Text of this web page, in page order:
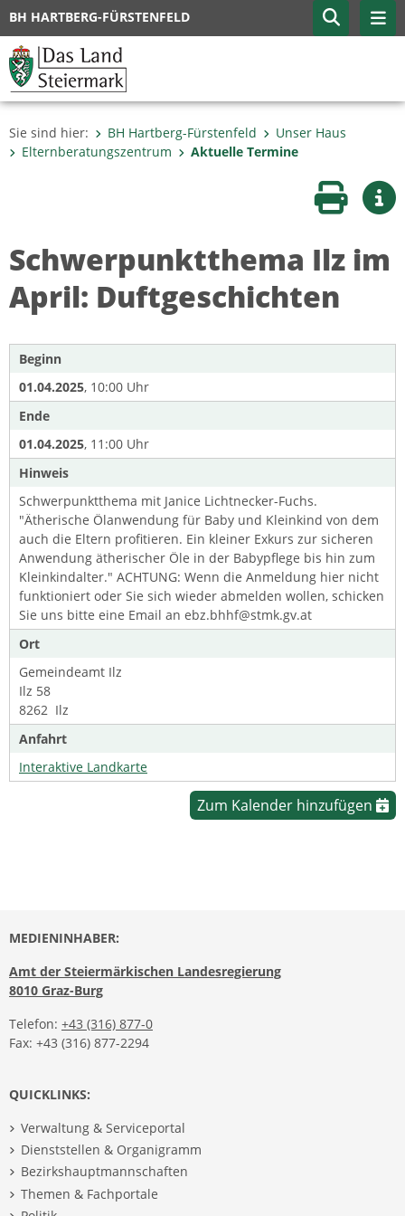
BH HARTBERG-FÜRSTENFELD
Sie sind hier: BH Hartberg-Fürstenfeld
Unser Haus
Elternberatungszentrum
Aktuelle Termine
Seite
Schwerpunktthema Ilz im
April: Duftgeschichten
Beginn
01.04.2025, 10:00 Uhr
Ende
01.04.2025, 11:00 Uhr
Hinweis
Schwerpunktthema mit Janice Lichtnecker-Fuchs.
"Ätherische Ölanwendung für Baby und Kleinkind von dem
auch die Eltern profitieren. Ein kleiner Exkurs zur sicheren
Anwendung ätherischer Öle in der Babypflege bis hin zum
Kleinkindalter." ACHTUNG: Wenn die Anmeldung hier nicht
funktioniert oder Sie sich wieder abmelden wollen, schicken
Sie uns bitte eine Email an ebz.bhhf@stmk.gv.at
Ort
Gemeindeamt Ilz
Ilz 58
8262 Ilz
Anfahrt
Interaktive Landkarte
Zum Kalender hinzufügen
MEDIENINHABER:
Amt der Steiermärkischen Landesregierung
8010 Graz-Burg
Telefon: +43 (316) 877-0
Fax: +43 (316) 877-2294
QUICKLINKS:
Verwaltung & Serviceportal
Dienststellen & Organigramm
Bezirkshauptmannschaften
Themen & Fachportale